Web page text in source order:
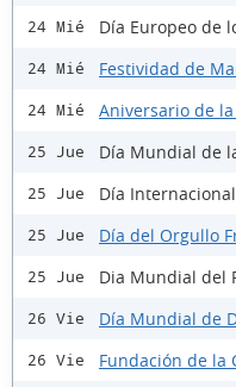
24 Mié Día Europeo de
24 Mié Festividad de
24 Mié Aniversario de
25 Jue Día Mundial de
25 Jue Día
25 Jue Día del Orgullo
25 Jue Dia Mundial del
26 Vie Día Mundial de
26 Vie Fundación de la